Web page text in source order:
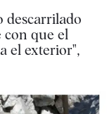
descarrilado
con que el
el exterior",